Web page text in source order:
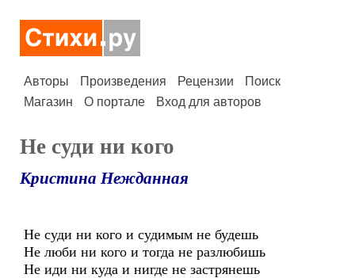
Авторы Произведения Рецензии
Поиск
Магазин
О портале Вход для авторов
Не суди ни кого
Кристина Нежданная
Не суди ни кого и судимым не будешь
Не люби ни кого и тогда не разлюбишь
Не иди ни куда и нигде не застрянешь